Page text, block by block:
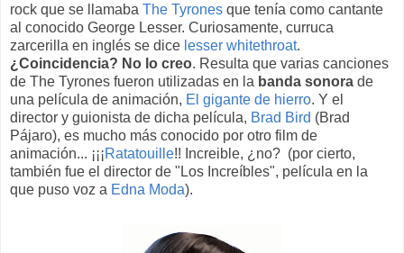
rock que se llamaba The Tyrones que tenía como cantante
al conocido George Lesser. Curiosamente, curruca
zarcerilla en inglés se dice lesser whitethroat.
¿Coincidencia? No lo creo. Resulta que varias canciones
de The Tyrones fueron utilizadas en la banda sonora de
una película de animación, El gigante de hierro. Y el
director y guionista de dicha película, Brad Bird (Brad
Pájaro), es mucho más conocido por otro film de
animación... ¡¡¡Ratatouille!! Increible, ¿no? (por cierto,
también fue el director de "Los Increíbles", película en la
que puso voz a Edna Moda).